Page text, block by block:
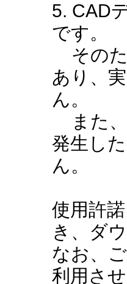
5. CAD
です。
そのた
あり、
ん。
また、
発生し
ん。
使用許
き、ダ
なお、
利用さ